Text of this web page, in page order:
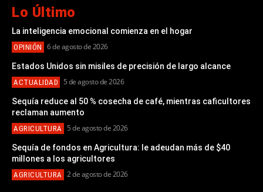
Lo Último
La inteligencia emocional comienza en el hogar
OPINIÓN 6 de agosto de 2026
Estados Unidos sin misiles de precisión de largo alcance
ACTUALIDAD 5 de agosto de 2026
Sequía reduce al 50 % cosecha de café, mientras caficultores
reclaman aumento
AGRICULTURA 5 de agosto de 2026
Sequía de fondos en Agricultura: le adeudan más de $40
millones a los agricultores
AGRICULTURA 2 de agosto de 2026